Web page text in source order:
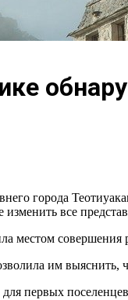
города
все
местом совершения
им выяснить,
первых